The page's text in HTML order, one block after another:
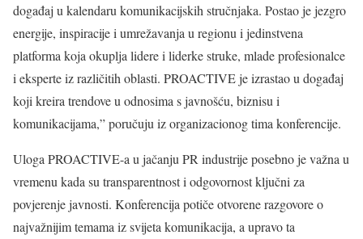
događaj u kalendaru komunikacijskih stručnjaka. Postao je jezgro
energije, inspiracije i umrežavanja u regionu i jedinstvena
platforma koja okuplja lidere i liderke struke, mlade profesionalce
i eksperte iz različitih oblasti. PROACTIVE je izrastao u događaj
koji kreira trendove u odnosima s javnošću, biznisu i
komunikacijama,” poručuju iz organizacionog tima konferencije.
Uloga PROACTIVE-a u jačanju PR industrije posebno je važna u
vremenu kada su transparentnost i odgovornost ključni za
povjerenje javnosti. Konferencija potiče otvorene razgovore o
najvažnijim temama iz svijeta komunikacija, a upravo ta